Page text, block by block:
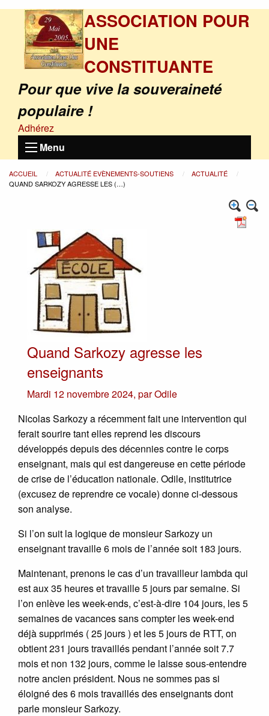
ASSOCIATION POUR
UNE
CONSTITUANTE
Pour que vive la souveraineté
populaire !
Adhérez
Menu
ACCUEIL ACTUALITÉ EVÈNEMENTS-SOUTIENS
ACTUALITÉ
QUAND SARKOZY AGRESSE LES (…)
Quand Sarkozy agresse les
enseignants
Mardi 12 novembre 2024, parOdile
Nicolas Sarkozy a récemment fait une intervention qui
ferait sourire tant elles reprend les discours
développés depuis des décennies contre le corps
enseignant, mais qui est dangereuse en cette période
de crise de l’éducation nationale. Odile, institutrice
(excusez de reprendre ce vocale) donne ci-dessous
son analyse.
Si l’on suit la logique de monsieur Sarkozy un
enseignant travaille 6 mois de l’année soit 183 jours.
Maintenant, prenons le cas d’un travailleur lambda qui
est aux 35 heures et travaille 5 jours par semaine. Si
l’on enlève les week-ends, c’est-à-dire 104 jours, les 5
semaines de vacances sans compter les week-end
déjà supprimés ( 25 jours ) et les 5 jours de RTT, on
obtient 231 jours travaillés pendant l’année soit 7.7
mois et non 132 jours, comme le laisse sous-entendre
notre ancien président. Nous ne sommes pas si
éloigné des 6 mois travaillés des enseignants dont
parle monsieur Sarkozy.